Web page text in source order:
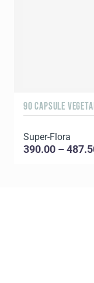
90 CAPSULE
Super-Flora
390.00 –